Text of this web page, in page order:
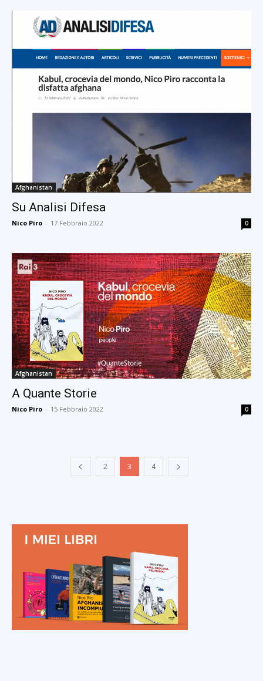
Afghanistan
Su Analisi Difesa
Nico Piro - 17 Febbraio 2022 0
Afghanistan
A Quante Storie
Nico Piro - 15 Febbraio 2022 0
2 3 4